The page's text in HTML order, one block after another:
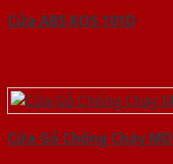
Cửa ABS KOS 101D
Cửa Gỗ Chống Cháy